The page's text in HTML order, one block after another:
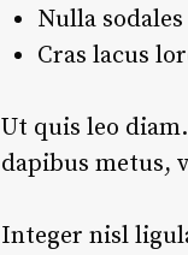
Nulla
Cras lacus
Ut quis leo diam.
dapibus metus,
Integer nisl